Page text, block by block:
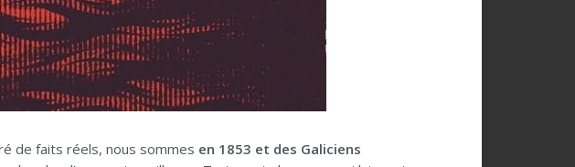
de faits réels, nous sommes en 1853 et des Galiciens